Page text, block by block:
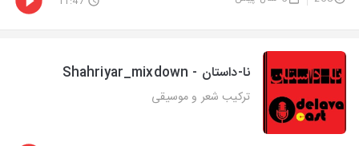
نا-داستان - Shahriyar_mixdown
ترکیب شعر و موسیقی